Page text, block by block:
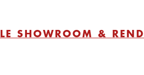
LE SHOWROOM &